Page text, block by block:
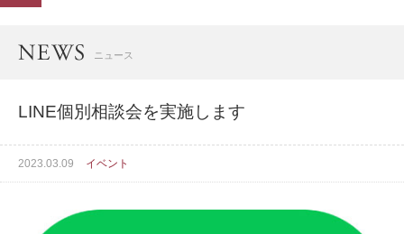
ョ
ニュース
LINE個別相談会を実施します
2023.03.09 イベント